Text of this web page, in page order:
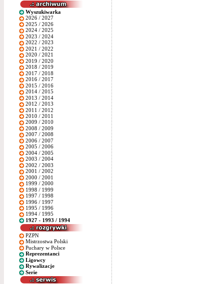
Wyszukiwarka
2026 / 2027
2025 / 2026
2024 / 2025
2023 / 2024
2022 / 2023
2021 / 2022
2020 / 2021
2019 / 2020
2018 / 2019
2017 / 2018
2016 / 2017
2015 / 2016
2014 / 2015
2013 / 2014
2012 / 2013
2011 / 2012
2010 / 2011
2009 / 2010
2008 / 2009
2007 / 2008
2006 / 2007
2005 / 2006
2004 / 2005
2003 / 2004
2002 / 2003
2001 / 2002
2000 / 2001
1999 / 2000
1998 / 1999
1997 / 1998
1996 / 1997
1995 / 1996
1994 / 1995
1927 - 1993 / 1994
PZPN
Mistrzostwa Polski
Puchary w Polsce
Reprezentanci
Ligowcy
Rywalizacje
Serie